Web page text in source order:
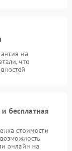
на
что
бесплатная
стоимости
онлайн на